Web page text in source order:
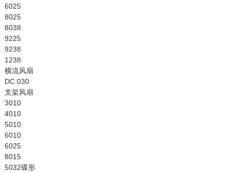
6025
8025
8038
9225
9238
1238
横流风扇
DC 030
支架风扇
3010
4010
5010
6010
6025
8015
5032碟形